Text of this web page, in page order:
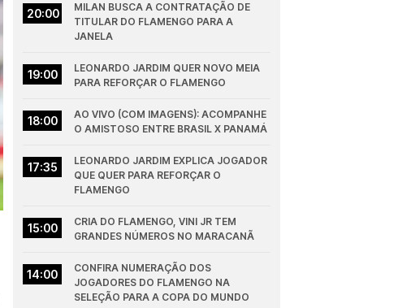
20:00
MILAN BUSCA A CONTRATAÇÃO DE
TITULAR DO FLAMENGO PARA A
JANELA
19:00
LEONARDO JARDIM QUER NOVO MEIA
PARA REFORÇAR O FLAMENGO
18:00
AO VIVO (COM IMAGENS): ACOMPANHE
O AMISTOSO ENTRE BRASIL X PANAMÁ
17:35
LEONARDO JARDIM EXPLICA JOGADOR
QUE QUER PARA REFORÇAR O
FLAMENGO
15:00
CRIA DO FLAMENGO, VINI JR TEM
GRANDES NÚMEROS NO MARACANÃ
14:00
CONFIRA NUMERAÇÃO DOS
JOGADORES DO FLAMENGO NA
SELEÇÃO PARA A COPA DO MUNDO